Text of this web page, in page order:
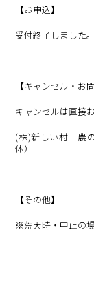
【お申込】
受付終了しました。
【キャンセル・お
キャンセルは直接
(株)新しい村 農
休）
【その他】
※荒天時・中止の